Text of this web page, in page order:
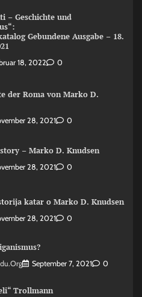
– Geschichte und
Gebundene Ausgabe – 18.
18, 2022 0
der Roma von Marko D.
28, 2021 0
– Marko D. Knudsen
28, 2021 0
katar o Marko D. Knudsen
28, 2021 0
September 7, 2021 0
Trollmann